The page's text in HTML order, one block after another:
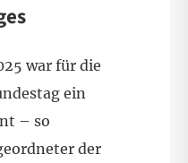
war für die
ein
– so
der